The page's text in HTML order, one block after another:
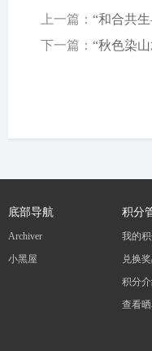
上一篇： “和合共
下一篇： “秋色染
底部导航
Archiver
小黑屋
积分
我的
兑换
积分
查看